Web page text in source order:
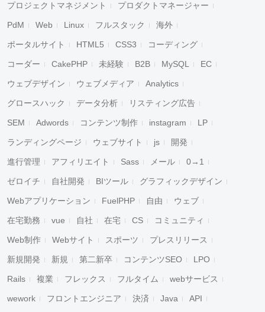
プロジェクトマネジメント プロダクトマネージャー
PdM Web Linux フルスタック 海外
ポータルサイト HTML5 CSS3 コーディング
コーダー CakePHP 未経験 B2B MySQL EC
ウェブデザイン ウェブメディア Analytics
グロースハック データ分析 リスティング広告
SEM Adwords コンテンツ制作 instagram LP
ランディングページ ウェブサイト js 開発
進行管理 アフィリエイト Sass メール 0→1
ゼロイチ 自社開発 BIツール グラフィックデザイン
Webアプリケーション FuelPHP 自由 ウェブ
在宅勤務 vue 自社 在宅 CS コミュニティ
Web制作 Webサイト スポーツ プレスリリース
新規開発 新規 第二新卒 コンテンツSEO LPO
Rails 複業 フレックス フルタイム webサービス
wework フロントエンジニア 決済 Java API